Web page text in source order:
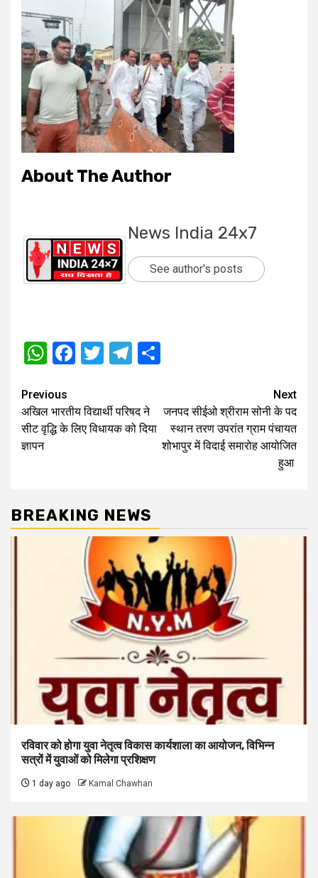
About The Author
News India 24x7
See author's posts
WhatsApp
Facebook
TwitterTelegram
Post
navigation
Previous
अखिल भारतीय विद्यार्थी परिषद ने
सीट वृद्धि के लिए विधायक को दिया
ज्ञापन
Next
जनपद सीईओ श्रीराम सोनी के पद
स्थान तरण उपरांत ग्राम पंचायत
शोभापुर में विदाई समारोह आयोजित
हुआ
BREAKING NEWS
रविवार को होगा युवा नेतृत्व विकास कार्यशाला का आयोजन, विभिन्न
सत्रों में युवाओं को मिलेगा प्रशिक्षण
1 day ago Kamal Chawhan